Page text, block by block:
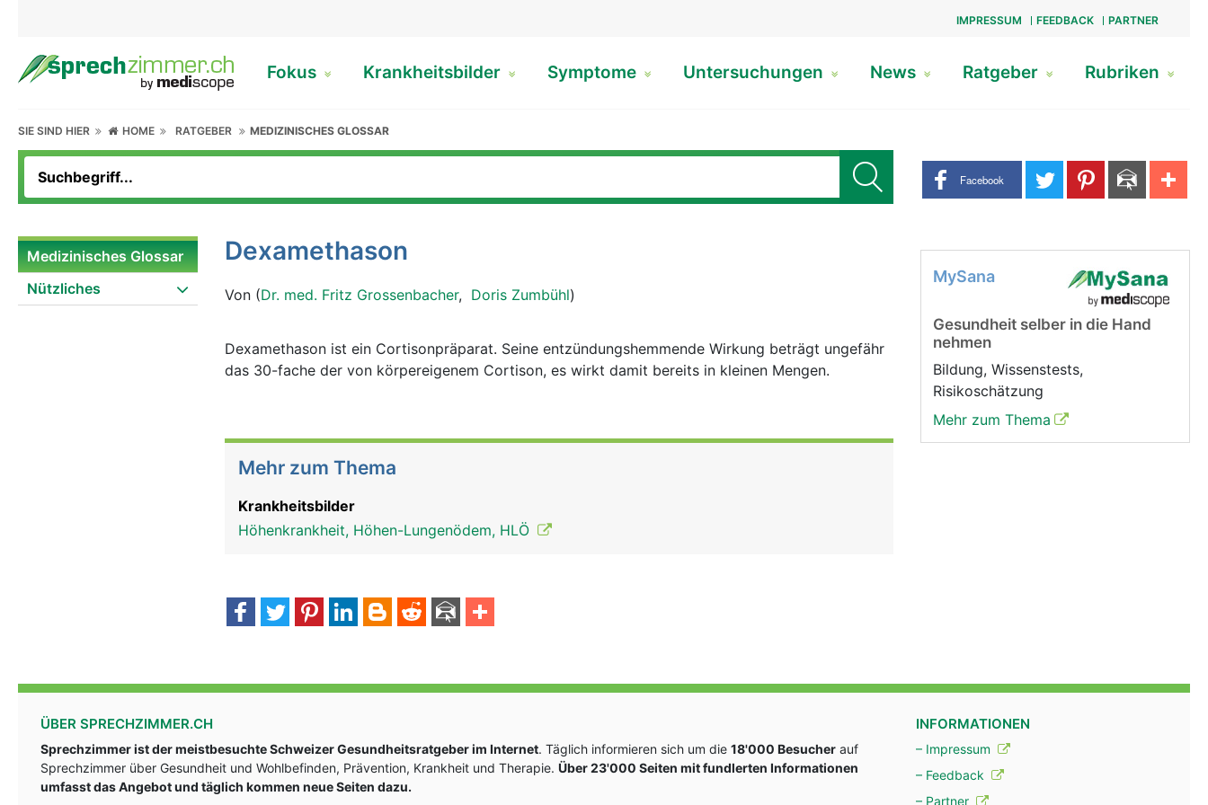
IMPRESSUM FEEDBACK PARTNER
Fokus Krankheitsbilder Symptome Untersuchungen News Ratgeber Rubriken
SIE SIND HIER HOME RATGEBER MEDIZINISCHES GLOSSAR
Share buttons
Facebook
Medizinisches Glossar
Nützliches
Dexamethason
Von (Dr. med. Fritz Grossenbacher, Doris Zumbühl)
Dexamethason ist ein Cortisonpräparat. Seine entzündungshemmende Wirkung beträgt ungefähr
das 30-fache der von körpereigenem Cortison, es wirkt damit bereits in kleinen Mengen.
Mehr zum Thema
Krankheitsbilder
Höhenkrankheit, Höhen-Lungenödem, HLÖ
MySana
Gesundheit selber in die Hand
nehmen
Bildung, Wissenstests,
Risikoschätzung
Mehr zum Thema
ÜBER SPRECHZIMMER.CH
Sprechzimmer ist der meistbesuchte Schweizer Gesundheitsratgeber im Internet. Täglich informieren sich um die 18'000 Besucher auf
Sprechzimmer über Gesundheit und Wohlbefinden, Prävention, Krankheit und Therapie. Über 23'000 Seiten mit fundlerten Informationen
umfasst das Angebot und täglich kommen neue Seiten dazu.
INFORMATIONEN
– Impressum
– Feedback
– Partner